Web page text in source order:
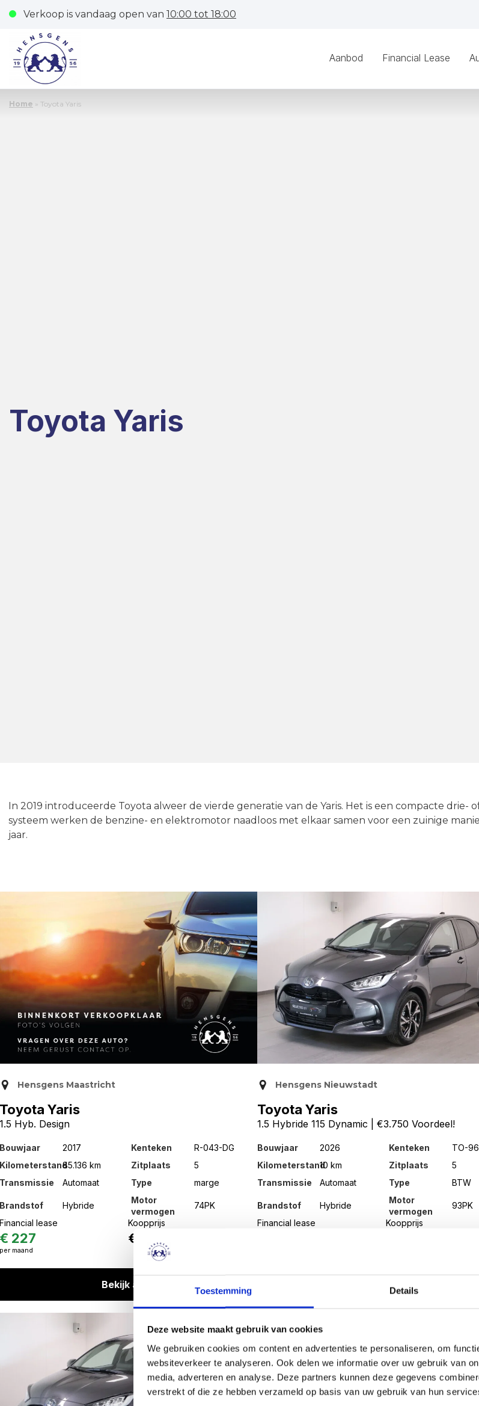
Toestemming Details
Deze website maakt gebruik van cookies
We gebruiken cookies om content en advertenties te personaliseren, om
websiteverkeer te analyseren. Ook delen we informatie over uw gebruik van
media, adverteren en analyse. Deze partners kunnen deze gegevens
verstrekt of die ze hebben verzameld op basis van uw gebruik van hun
Verkoop is vandaag open van 10:00 tot 18:00
Aanbod Financial Lease
Home » Toyota Yaris
Toyota Yaris
In 2019 introduceerde Toyota alweer de vierde generatie van de Yaris. Het is een compacte
systeem werken de benzine- en elektromotor naadloos met elkaar samen voor een zuinige
jaar.
Hensgens Maastricht
Toyota Yaris
1.5 Hyb. Design
Bouwjaar 2017 Kenteken
R-043-DG
Kilometerstand85.136 km Zitplaats
5
Transmissie
Automaat Type marge
Brandstof Hybride
Motor
vermogen
74PK
Financial lease
€ 227
per maand
Koopprijs
€ 13.495,-
Bekijk auto
Hensgens Nieuwstadt
Toyota Yaris
1.5 Hybride 115 Dynamic | €3.750 Voordeel!
Bouwjaar 2026 Kenteken
TO-
Kilometerstand10 km Zitplaats
5
Transmissie
Automaat Type BTW
Brandstof Hybride
Motor
vermogen
93PK
Financial lease
Koopprijs
Bekijk auto